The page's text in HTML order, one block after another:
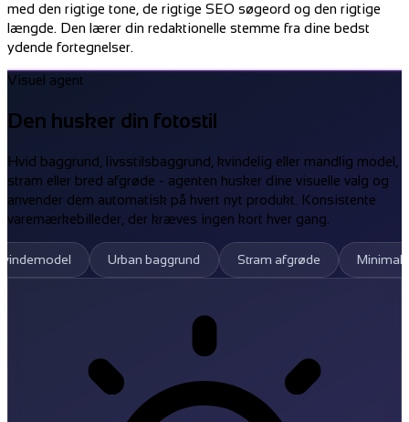
med den rigtige tone, de rigtige SEO søgeord og den rigtige
længde. Den lærer din redaktionelle stemme fra dine bedst
ydende fortegnelser.
Visuel agent
Den husker din fotostil
Hvid baggrund, livsstilsbaggrund, kvindelig eller mandlig model,
stram eller bred afgrøde - agenten husker dine visuelle valg og
anvender dem automatisk på hvert nyt produkt. Konsistente
varemærkebilleder, der kræves ingen kort hver gang.
Urban baggrund Stram afgrøde Minimal studie